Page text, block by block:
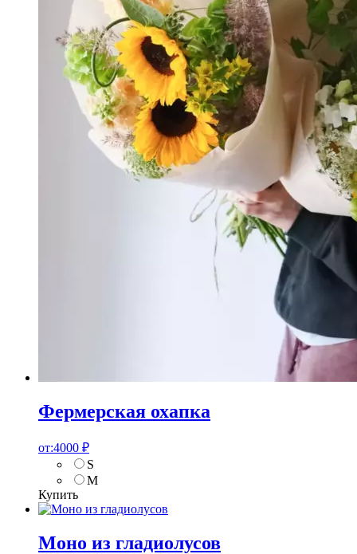
Фермерская охапка
от:4000 ₽
S
M
Купить
Моно из гладиолусов